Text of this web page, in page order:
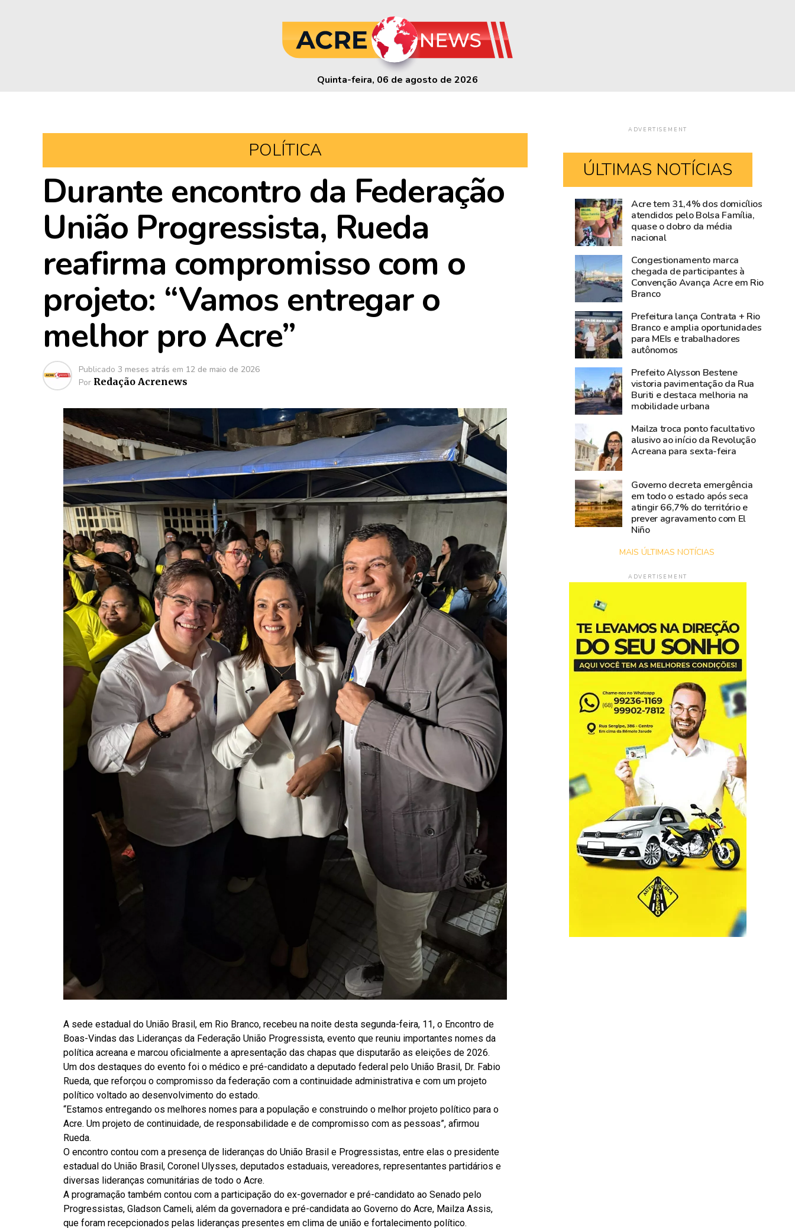
Quinta-feira, 06 de agosto de 2026
POLÍTICA
Durante encontro da Federação
União Progressista, Rueda
reafirma compromisso com o
projeto: “Vamos entregar o
melhor pro Acre”
Publicado 3 meses atrás em 12 de maio de 2026
Por Redação Acrenews
A sede estadual do União Brasil, em Rio Branco, recebeu na noite desta segunda-feira, 11, o Encontro de
Boas-Vindas das Lideranças da Federação União Progressista, evento que reuniu importantes nomes da
política acreana e marcou oficialmente a apresentação das chapas que disputarão as eleições de 2026.
Um dos destaques do evento foi o médico e pré-candidato a deputado federal pelo União Brasil, Dr. Fabio
Rueda, que reforçou o compromisso da federação com a continuidade administrativa e com um projeto
político voltado ao desenvolvimento do estado.
“Estamos entregando os melhores nomes para a população e construindo o melhor projeto político para o
Acre. Um projeto de continuidade, de responsabilidade e de compromisso com as pessoas”, afirmou
Rueda.
O encontro contou com a presença de lideranças do União Brasil e Progressistas, entre elas o presidente
estadual do União Brasil, Coronel Ulysses, deputados estaduais, vereadores, representantes partidários e
diversas lideranças comunitárias de todo o Acre.
A programação também contou com a participação do ex-governador e pré-candidato ao Senado pelo
Progressistas, Gladson Cameli, além da governadora e pré-candidata ao Governo do Acre, Mailza Assis,
que foram recepcionados pelas lideranças presentes em clima de união e fortalecimento político.
ADVERTISEMENT
ÚLTIMAS NOTÍCIAS
Rio
Branco
movimenta
R$
3,8
bilhões
lidera
produção
agropecuária
do
Acre
Amazônia
cresce
acima
da
média
nacional
Norte
registra
alta
de
2,3%
na
atividade
econômica
Acre tem 31,4% dos domicílios
atendidos pelo Bolsa Família,
quase o dobro da média
nacional
Congestionamento marca
chegada de participantes à
Convenção Avança Acre em Rio
Branco
Prefeitura lança Contrata + Rio
Branco e amplia oportunidades
para MEIs e trabalhadores
autônomos
Prefeito Alysson Bestene
vistoria pavimentação da Rua
Buriti e destaca melhoria na
mobilidade urbana
Mailza troca ponto facultativo
alusivo ao início da Revolução
Acreana para sexta-feira
Governo decreta emergência
em todo o estado após seca
atingir 66,7% do território e
prever agravamento com El
Niño
MAIS ÚLTIMAS NOTÍCIAS
ADVERTISEMENT